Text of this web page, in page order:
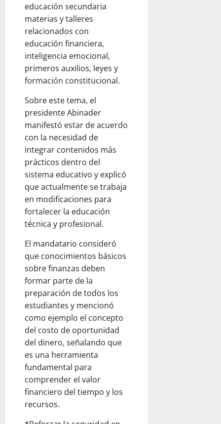
educación secundaria
materias y talleres
relacionados con
educación financiera,
inteligencia emocional,
primeros auxilios, leyes y
formación constitucional.
Sobre este tema, el
presidente Abinader
manifestó estar de acuerdo
con la necesidad de
integrar contenidos más
prácticos dentro del
sistema educativo y explicó
que actualmente se trabaja
en modificaciones para
fortalecer la educación
técnica y profesional.
El mandatario consideró
que conocimientos básicos
sobre finanzas deben
formar parte de la
preparación de todos los
estudiantes y mencionó
como ejemplo el concepto
del costo de oportunidad
del dinero, señalando que
es una herramienta
fundamental para
comprender el valor
financiero del tiempo y los
recursos.